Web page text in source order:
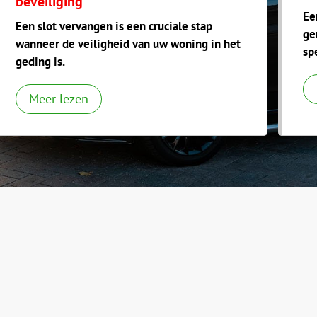
Een slot vervangen is een cruciale stap
wanneer de veiligheid van uw woning in het
geding is.
Meer lezen